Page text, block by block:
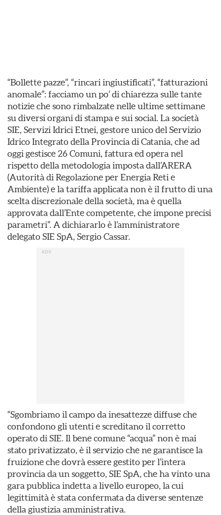
“Bollette pazze”, “rincari ingiustificati”, “fatturazioni
anomale”: facciamo un po’ di chiarezza sulle tante
notizie che sono rimbalzate nelle ultime settimane
su diversi organi di stampa e sui social. La società
SIE, Servizi Idrici Etnei, gestore unico del Servizio
Idrico Integrato della Provincia di Catania, che ad
oggi gestisce 26 Comuni, fattura ed opera nel
rispetto della metodologia imposta dall’ARERA
(Autorità di Regolazione per Energia Reti e
Ambiente) e la tariffa applicata non è il frutto di una
scelta discrezionale della società, ma è quella
approvata dall’Ente competente, che impone precisi
parametri”. A dichiararlo è l’amministratore
delegato SIE SpA, Sergio Cassar.
“Sgombriamo il campo da inesattezze diffuse che
confondono gli utenti e screditano il corretto
operato di SIE. Il bene comune “acqua” non è mai
stato privatizzato, è il servizio che ne garantisce la
fruizione che dovrà essere gestito per l’intera
provincia da un soggetto, SIE SpA, che ha vinto una
gara pubblica indetta a livello europeo, la cui
legittimità è stata confermata da diverse sentenze
della giustizia amministrativa.